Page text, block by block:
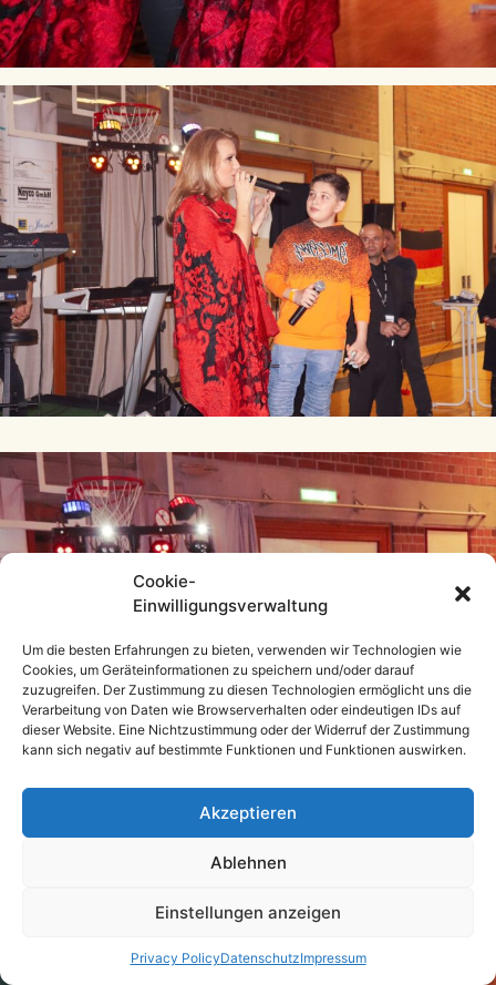
Cookie-
Einwilligungsverwaltung
Um die besten Erfahrungen zu bieten, verwenden wir Technologien wie
Cookies, um Geräteinformationen zu speichern und/oder darauf
zuzugreifen. Der Zustimmung zu diesen Technologien ermöglicht uns die
Verarbeitung von Daten wie Browserverhalten oder eindeutigen IDs auf
dieser Website. Eine Nichtzustimmung oder der Widerruf der Zustimmung
kann sich negativ auf bestimmte Funktionen und Funktionen auswirken.
Akzeptieren
Ablehnen
Einstellungen anzeigen
Privacy PolicyDatenschutzImpressum